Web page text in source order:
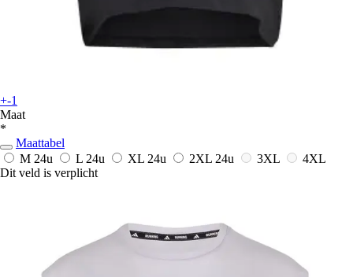
+-1
Maat
*
Maattabel
M 24u L 24u XL 24u 2XL 24u 3XL
4XL
Dit veld is verplicht